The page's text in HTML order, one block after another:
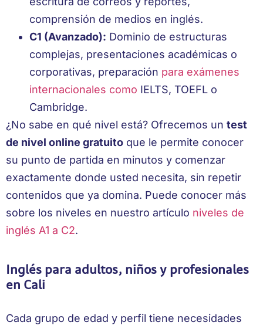
comprensión de medios en inglés.
C1 (Avanzado): Dominio de estructuras
complejas, presentaciones académicas o
corporativas, preparación para exámenes
internacionales como IELTS, TOEFL o
Cambridge.
¿No sabe en qué nivel está? Ofrecemos un test
de nivel online gratuito que le permite conocer
su punto de partida en minutos y comenzar
exactamente donde usted necesita, sin repetir
contenidos que ya domina. Puede conocer más
sobre los niveles en nuestro artículo niveles de
inglés A1 a C2.
Inglés para adultos, niños y profesionales
en Cali
Cada grupo de edad y perfil tiene necesidades